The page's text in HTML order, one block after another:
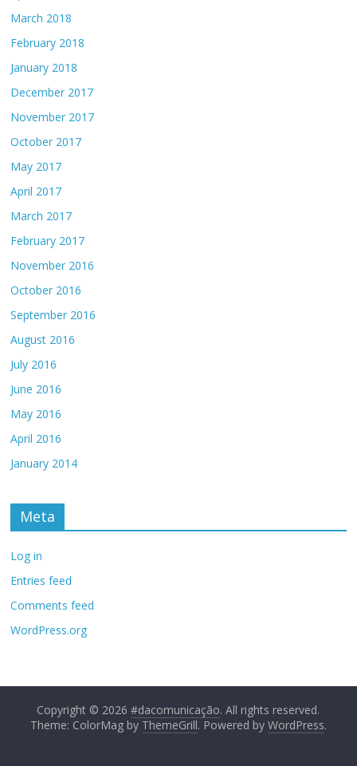
March 2018
February 2018
January 2018
December 2017
November 2017
October 2017
May 2017
April 2017
March 2017
February 2017
November 2016
October 2016
September 2016
August 2016
July 2016
June 2016
May 2016
April 2016
January 2014
Meta
Log in
Entries feed
Comments feed
WordPress.org
Copyright © 2026#dacomunicação. All rights reserved.
Theme: ColorMag by ThemeGrill. Powered by WordPress.